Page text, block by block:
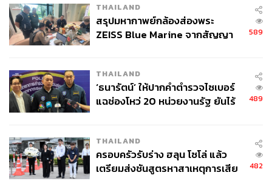
THAILAND
สรุปมหากาพย์กล้องส่องพระ
ZEISS Blue Marine จากสัญญา
จ่ายหนี้-แอบระบุแบรนด์
589
THAILAND
‘ธนารัตน์’ ให้ปากคำตำรวจไซเบอร์
แฉช่องโหว่ 20 หน่วยงานรัฐ ยันไร้
489
THAILAND
ครอบครัวรับร่าง ฮลุน โซโล่ แล้ว
เตรียมส่งชันสูตรหาสาเหตุการเสีย
482